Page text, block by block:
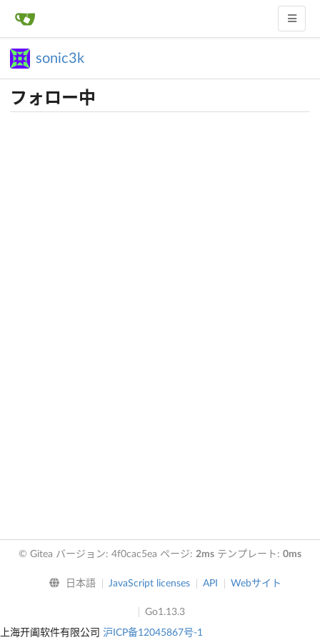
sonic3k
フォロー中
© Gitea バージョン: 4f0cac5ea ページ: 2ms テンプレート: 0ms
日本語 JavaScript licenses API Webサイト
Go1.13.3
上海开阖软件有限公司 沪ICP备12045867号-1